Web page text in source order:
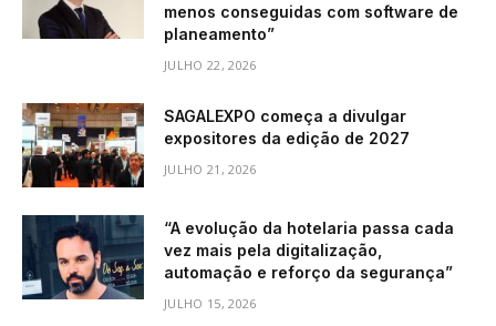
menos conseguidas com software de
planeamento”
JULHO 22, 2026
SAGALEXPO começa a divulgar
expositores da edição de 2027
JULHO 21, 2026
“A evolução da hotelaria passa cada
vez mais pela digitalização,
automação e reforço da segurança”
JULHO 15, 2026